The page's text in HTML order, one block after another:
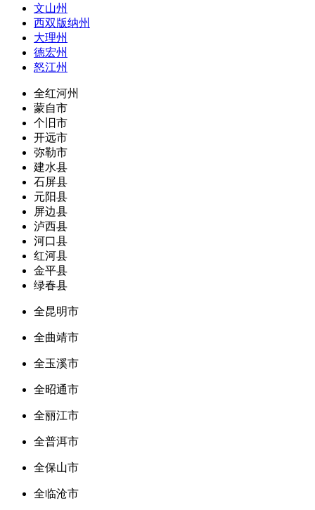
文山州
西双版纳州
大理州
德宏州
怒江州
全红河州
蒙自市
个旧市
开远市
弥勒市
建水县
石屏县
元阳县
屏边县
泸西县
河口县
红河县
金平县
绿春县
全昆明市
全曲靖市
全玉溪市
全昭通市
全丽江市
全普洱市
全保山市
全临沧市